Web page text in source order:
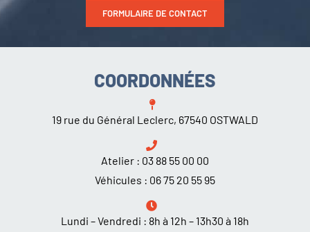
FORMULAIRE DE CONTACT
COORDONNÉES
19 rue du Général Leclerc, 67540 OSTWALD
Atelier : 03 88 55 00 00
Véhicules : 06 75 20 55 95
Lundi – Vendredi : 8h à 12h – 13h30 à 18h